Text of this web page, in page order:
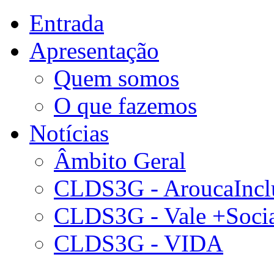
Entrada
Apresentação
Quem somos
O que fazemos
Notícias
Âmbito Geral
CLDS3G -
CLDS3G - Vale
CLDS3G - VIDA